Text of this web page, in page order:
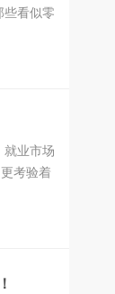
看似零
业市场
考验着